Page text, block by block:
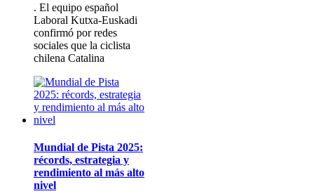
. El equipo español
Laboral Kutxa-Euskadi
confirmó por redes
sociales que la ciclista
chilena Catalina
Mundial de Pista 2025:
récords, estrategia y
rendimiento al más alto
nivel